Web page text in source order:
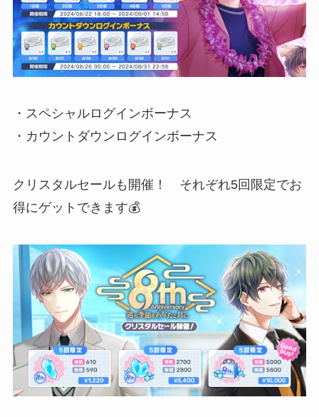
・スペシャルログインボーナス
・カウントダウンログインボーナス
クリスタルセールも開催！ それぞれ5回限定でお
得にゲットできます💰